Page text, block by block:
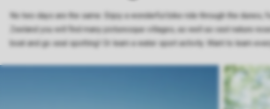
No two days are the same. Enjoy a wonderful bike ride through the
Zeeland you will find many picturesque villages, as well as vast nature
boat and go seal spotting! Or learn a water sport activity. Want to learn